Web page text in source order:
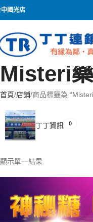
國光店
Misteri
首頁 店鋪 商品標籤為
丁丁資訊 0
顯示單一結果